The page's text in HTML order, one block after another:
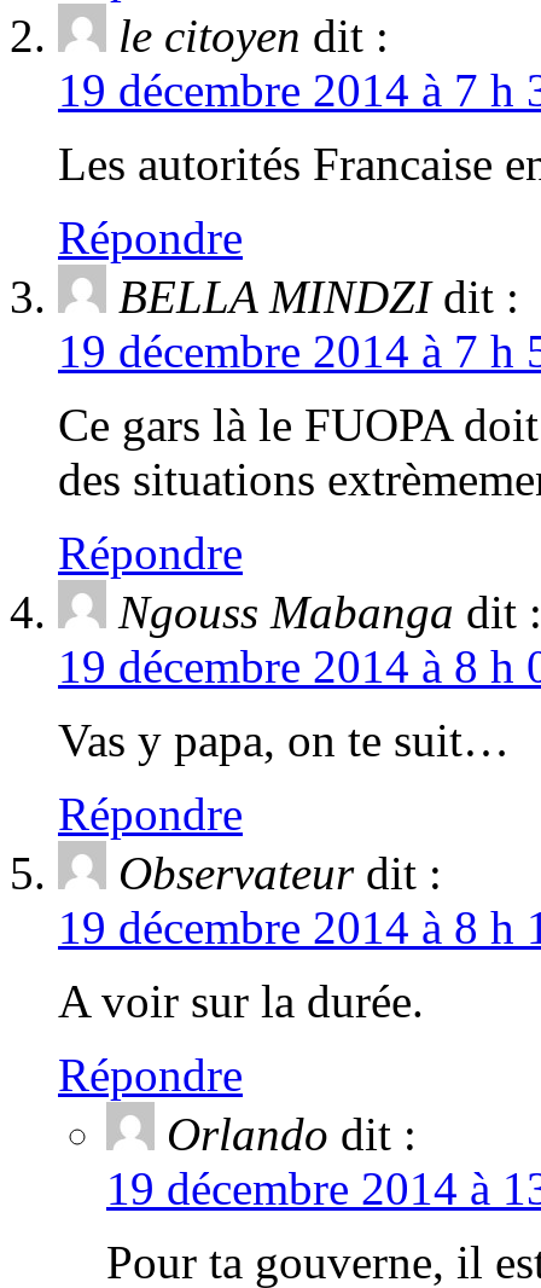
le citoyen dit :
19 décembre 2014 à 7
Les autorités Francaise
Répondre
BELLA MINDZI dit :
19 décembre 2014 à 7
Ce gars là le FUOPA
des situations
Répondre
Ngouss Mabanga dit :
19 décembre 2014 à 8
Vas y papa, on te suit…
Répondre
Observateur dit :
19 décembre 2014 à 8
A voir sur la durée.
Répondre
Orlando dit :
19 décembre 2014 à
Pour ta gouverne, il